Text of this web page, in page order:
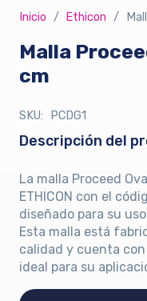
Inicio / Ethicon /
Malla
cm
SKU: PCDG1
Descripción del
La malla Proceed
ETHICON con el
diseñado para su
Esta malla está
calidad y cuenta
ideal para su